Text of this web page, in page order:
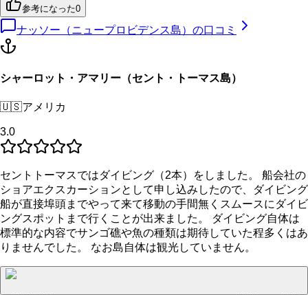
参考になった0
ナッソー（ニュープロビデンス島） の口コミ
シャーロット・アマリー（セント・トーマス島）
🇺🇸アメリカ
3.0
セントトーマスではダイビング（2本）をしました。 船会社の
ショアエクスカーションとして申し込みしたので、ダイビング
船が直接埠頭までやって来て移動の手間無くスムースにダイビ
ングスポットまで行くことが出来ました。 ダイビング自体は
標準的な内容でサンゴ礁や魚の種類は期待していた程多くはあ
りませんでした。 なお島自体は観光していません。